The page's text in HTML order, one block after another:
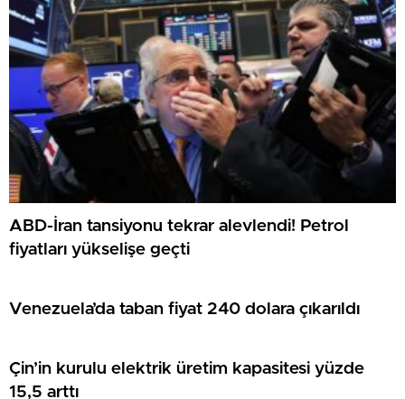
ABD-İran tansiyonu tekrar alevlendi! Petrol
fiyatları yükselişe geçti
Venezuela’da taban fiyat 240 dolara çıkarıldı
Çin’in kurulu elektrik üretim kapasitesi yüzde
15,5 arttı